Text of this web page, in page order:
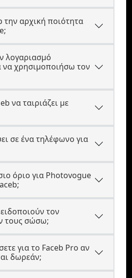
την αρχική ποιότητα
λογαριασμό
να χρησιμοποιήσω τον
να ταιριάζει με
σε ένα τηλέφωνο για
όριο για Photovogue
τον
τους σώσω;
για το Faceb Pro αν
δωρεάν;